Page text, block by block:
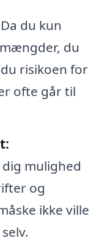
Da du kun
du
risikoen for
ofte går til
mulighed
og
ikke ville